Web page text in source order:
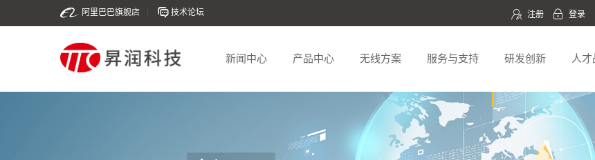
阿里巴巴旗舰店 技术论坛 注册 登录
新闻中心 产品中心 无线方案 服务与支持 研发创新 人